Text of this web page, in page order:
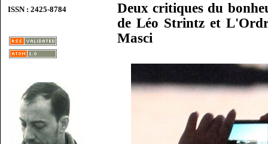
ISSN : 2425-8784
Deux critiques du
de Léo Strintz et
Masci